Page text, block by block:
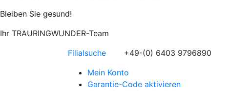
Bleiben Sie gesund!
Ihr TRAURINGWUNDER-Team
Filialsuche
+49-(0) 6403 9796890
Mein Konto
Garantie-Code aktivieren